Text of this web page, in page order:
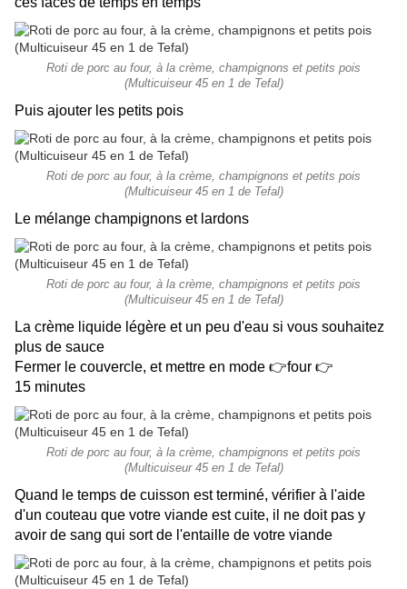
Roti de porc au four, à la crème, champignons et petits pois
(Multicuiseur 45 en 1 de Tefal)
Puis ajouter les petits pois
Roti de porc au four, à la crème, champignons et petits pois
(Multicuiseur 45 en 1 de Tefal)
Le mélange champignons et lardons
Roti de porc au four, à la crème, champignons et petits pois
(Multicuiseur 45 en 1 de Tefal)
La crème liquide légère et un peu d'eau si vous souhaitez
plus de sauce
Fermer le couvercle, et mettre en mode 👉four 👉
15 minutes
Roti de porc au four, à la crème, champignons et petits pois
(Multicuiseur 45 en 1 de Tefal)
Quand le temps de cuisson est terminé, vérifier à l'aide
d'un couteau que votre viande est cuite, il ne doit pas y
avoir de sang qui sort de l'entaille de votre viande